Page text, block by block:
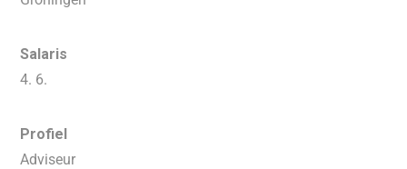
Salaris
4. 6.
Profiel
Adviseur